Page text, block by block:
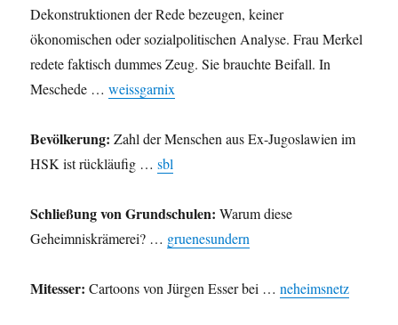
Dekonstruktionen der Rede bezeugen, keiner
ökonomischen oder sozialpolitischen Analyse. Frau Merkel
redete faktisch dummes Zeug. Sie brauchte Beifall. In
Meschede …weissgarnix
Bevölkerung: Zahl der Menschen aus Ex-Jugoslawien im
HSK ist rückläufig …sbl
Schließung von Grundschulen: Warum diese
Geheimniskrämerei? … gruenesundern
Mitesser: Cartoons von Jürgen Esser bei …neheimsnetz